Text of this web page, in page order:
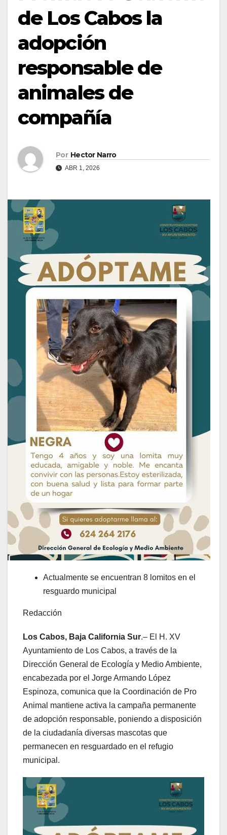
de Los Cabos la
adopción
responsable de
animales de
compañía
Por Hector Narro
ABR 1, 2026
Actualmente se encuentran 8 lomitos en el
resguardo municipal
Redacción
Los Cabos, Baja California Sur.– El H. XV
Ayuntamiento de Los Cabos, a través de la
Dirección General de Ecología y Medio Ambiente,
encabezada por el Jorge Armando López
Espinoza, comunica que la Coordinación de Pro
Animal mantiene activa la campaña permanente
de adopción responsable, poniendo a disposición
de la ciudadanía diversas mascotas que
permanecen en resguardado en el refugio
municipal.